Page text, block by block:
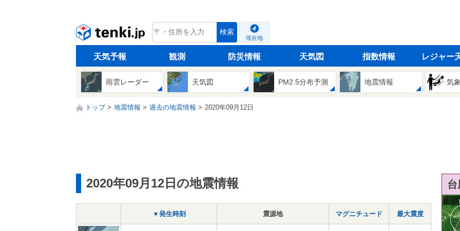
tenki.jp 検索
現在地
天気予報 観測 防災情報 天気図 指数情報 レジャー
雨雲レーダー 天気図 PM2.5分布予測 地震情報 気
トップ 地震情報 過去の地震情報 2020年09月12日
2020年09月12日の地震情報
▼発生時刻 震源地 マグニチュード 最大震度